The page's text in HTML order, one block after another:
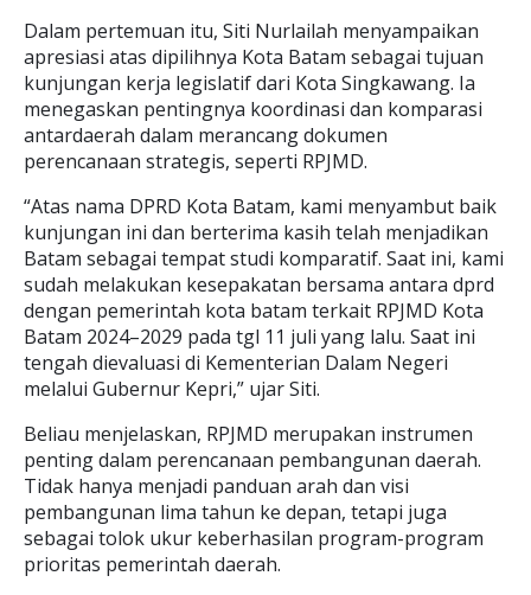
Dalam pertemuan itu, Siti Nurlailah menyampaikan
apresiasi atas dipilihnya Kota Batam sebagai tujuan
kunjungan kerja legislatif dari Kota Singkawang. Ia
menegaskan pentingnya koordinasi dan komparasi
antardaerah dalam merancang dokumen
perencanaan strategis, seperti RPJMD.
“Atas nama DPRD Kota Batam, kami menyambut baik
kunjungan ini dan berterima kasih telah menjadikan
Batam sebagai tempat studi komparatif. Saat ini, kami
sudah melakukan kesepakatan bersama antara dprd
dengan pemerintah kota batam terkait RPJMD Kota
Batam 2024–2029 pada tgl 11 juli yang lalu. Saat ini
tengah dievaluasi di Kementerian Dalam Negeri
melalui Gubernur Kepri,” ujar Siti.
Beliau menjelaskan, RPJMD merupakan instrumen
penting dalam perencanaan pembangunan daerah.
Tidak hanya menjadi panduan arah dan visi
pembangunan lima tahun ke depan, tetapi juga
sebagai tolok ukur keberhasilan program-program
prioritas pemerintah daerah.